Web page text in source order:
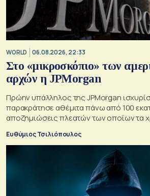
WORLD 06.08.2026, 22:33
Στο «μικροσκόπιο» των
αρχών η JPMorgan
Πρώην υπάλληλος της JPMorgan
παρακράτησε αθέμιτα πάνω από 100
αποζημιώσεις πλεατών των οποίων τα
Ευθύμιος Τσιλιόπουλος